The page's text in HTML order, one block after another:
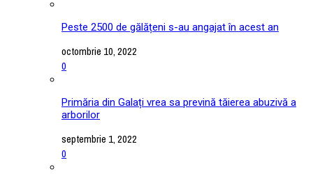
Peste 2500 de gălățeni s-au angajat în acest an
octombrie 10, 2022
0
Primăria din Galați vrea sa prevină tăierea abuzivă a
arborilor
septembrie 1, 2022
0